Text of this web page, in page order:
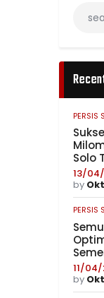
PERSIS
Solo
13/
by
PERSIS
11/
by